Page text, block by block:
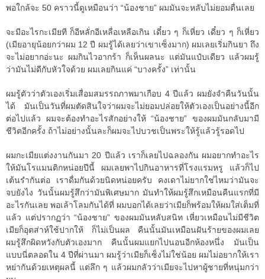
พอใกล้จะ 50 คราวนี้ดูเหมือนว่า “น้องชาย” ผมมันจะหลับไม่ยอมตื่นเลย
จะมีอะไรกะเมียที ก็อีหลั่กอีเหลื่อเหลือเกิน เดี๋ยว ๆ ก็เหี่ยว เดี๋ยว ๆ ก็เหี่ยว
(เมียอายุน้อยกว่าผม 12 ปี ผมรู้ได้เลยว่าเขาเซ็งมาก) ผมเลยเริ่มกินยา ถึง
จะไม่อยากอ่ะนะ ผมกินไวอากร้า ก็เห็นผลนะ แต่มันแป๋บเดียว แล้วผมรู้
ว่ามันไม่ดีกับหัวใจด้วย ผมเลยกินแค่ “บางครั้ง” เท่านั้น
ผมรู้ตัวว่าตัวเองเริ่มเสื่อมสมรรถภาพมาเกือบ 4 ปีแล้ว ผมยังจำคืนวันนั้น
ได้ มันเป็นวันที่ผมตัดสินใจว่าผมจะไม่ยอมปล่อยให้ตัวเองเป็นอย่างนี้อีก
ต่อไปแล้ว ผมจะต้องทำอะไรสักอย่างให้ “น้องชาย” ของผมมันกลับมามี
ชีวิตอีกครั้ง ถ้าไม่อย่างนั้นละก็ผมจะไปบวชเป็นพระให้รู้แล้วรู้รอดไป
ผมกะเมียแต่งงานกันมา 20 ปีแล้ว เราก็เลยไปฉลองกัน ผมอยากทำอะไร
ให้มันโรแมนติกหน่อยปีนี้ ผมเลยพาไปกินอาหารที่โรงแรมหรู แล้วก็ไป
เต้นรำกันต่อ เราดื่มกันด้วยนิดหน่อยครับ คงเดาไม่ยากใช่ไหมว่ามันจะ
จบยังไง วันนั้นผมรู้สึกว่ามันพิเศษมาก มันทำให้ผมรู้สึกเหมือนคืนแรกที่มี
อะไรกันเลย พอเล้าโลมกันได้ที่ ผมบอกได้เลยว่าเมียก็พร้อมให้ผมใส่เต็มที่
แล้ว แต่ปรากฏว่า “น้องชาย” ของผมมันหลับสนิท เหี่ยวเหมือนไม่มีชีวิต
เมียก็อุตส่าห์ใช้ปากให้ ก็ไม่เป็นผล คืนนั้นมันเหมือนฝันร้ายของผมเลย
ผมรู้สึกผิดหวังกับตัวเองมาก คืนนั้นผมแยกไปนอนอีกห้องหนึ่ง มันเป็น
แบบนี่ตลอดใน 4 ปีที่ผ่านมา ผมรู้ว่าเมียก็เซ็งไม่ใช่น้อย ผมไม่อยากให้เรา
หย่ากันด้วยเหตุผลนี้ แต่ลึก ๆ แล้วผมกลัวว่าเมียจะไปหาผู้ชายที่หนุ่มกว่า